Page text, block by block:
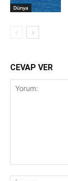
Dünya
CEVAP VER